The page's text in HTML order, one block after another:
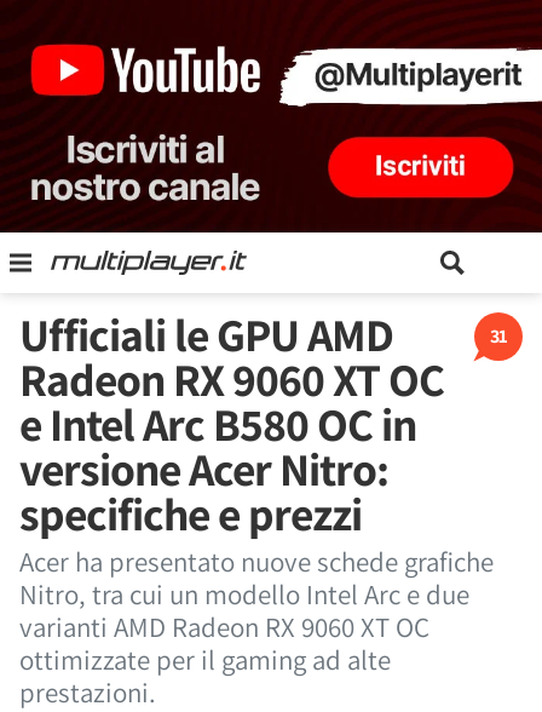
31
Ufficiali le GPU AMD
Radeon RX 9060 XT OC
e Intel Arc B580 OC in
versione Acer Nitro:
specifiche e prezzi
Acer ha presentato nuove schede grafiche
Nitro, tra cui un modello Intel Arc e due
varianti AMD Radeon RX 9060 XT OC
ottimizzate per il gaming ad alte
prestazioni.